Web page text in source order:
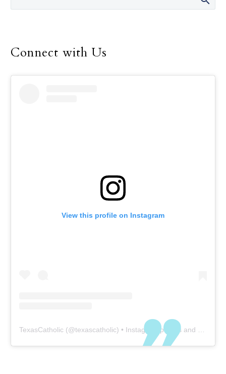
Ministerio Pastoral,
Connect with Us
View this profile on Instagram
TexasCatholic (@texascatholic) • Instagram photos and videos